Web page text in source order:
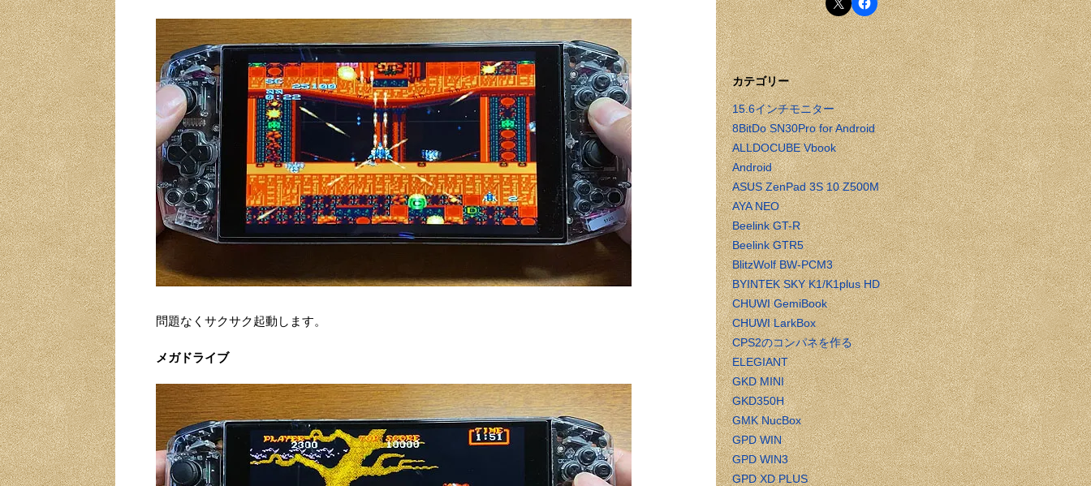
問題なくサクサク起動します。
メガドライブ
カテゴリー
15.6インチモニター
8BitDo SN30Pro for Android
ALLDOCUBE Vbook
Android
ASUS ZenPad 3S 10 Z500M
AYA NEO
Beelink GT-R
Beelink GTR5
BlitzWolf BW-PCM3
BYINTEK SKY K1/K1plus HD
CHUWI GemiBook
CHUWI LarkBox
CPS2のコンパネを作る
ELEGIANT
GKD MINI
GKD350H
GMK NucBox
GPD WIN
GPD WIN3
GPD XD PLUS